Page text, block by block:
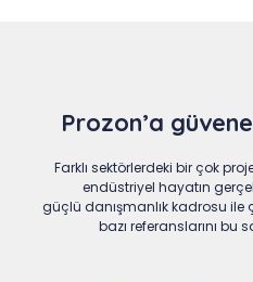
Prozon’a
Farklı sektörlerdeki bir çok
endüstriyel hayatın
güçlü danışmanlık kadrosu ile
bazı referanslarını bu